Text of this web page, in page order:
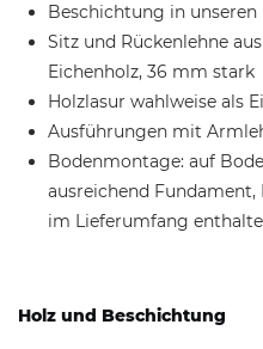
Beschichtung in unseren
Sitz und Rückenlehne
Eichenholz, 36 mm stark
Holzlasur wahlweise als
Ausführungen mit
Bodenmontage: auf
ausreichend
im Lieferumfang
Holz und Beschichtung